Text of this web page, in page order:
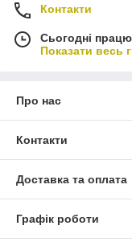
Контакти
Сьогодні
Показати весь
Про нас
Контакти
Доставка та оплата
Графік роботи